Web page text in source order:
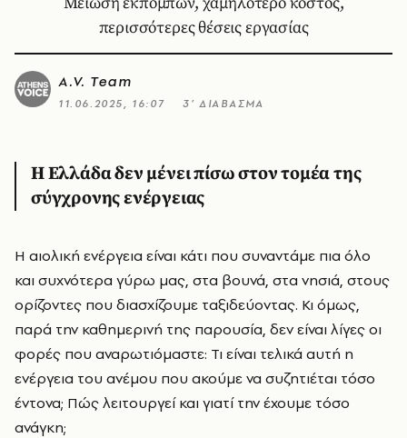
περισσότερες θέσεις εργασίας
A.V. Team
11.06.2025, 16:07 3’ ΔΙΑΒΑΣΜΑ
Η Ελλάδα δεν μένει πίσω στον τομέα της
σύγχρονης ενέργειας
Η αιολική ενέργεια είναι κάτι που συναντάμε πια όλο
και συχνότερα γύρω μας, στα βουνά, στα νησιά, στους
ορίζοντες που διασχίζουμε ταξιδεύοντας. Κι όμως,
παρά την καθημερινή της παρουσία, δεν είναι λίγες οι
φορές που αναρωτιόμαστε: Τι είναι τελικά αυτή η
ενέργεια του ανέμου που ακούμε να συζητιέται τόσο
έντονα; Πώς λειτουργεί και γιατί την έχουμε τόσο
ανάγκη;